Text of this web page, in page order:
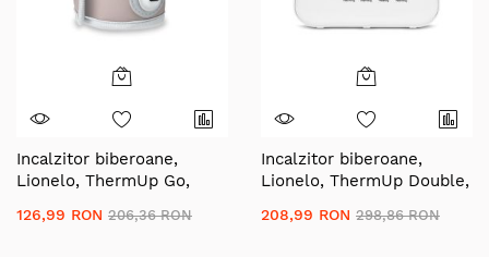
Incalzitor biberoane,
Lionelo, ThermUp Go,
constanta pana la 24 h,
126,99 RON 206,36 RON
Incalzitor biberoane,
Lionelo, ThermUp Double,
Temperatura constanta
208,99 RON 298,86 RON